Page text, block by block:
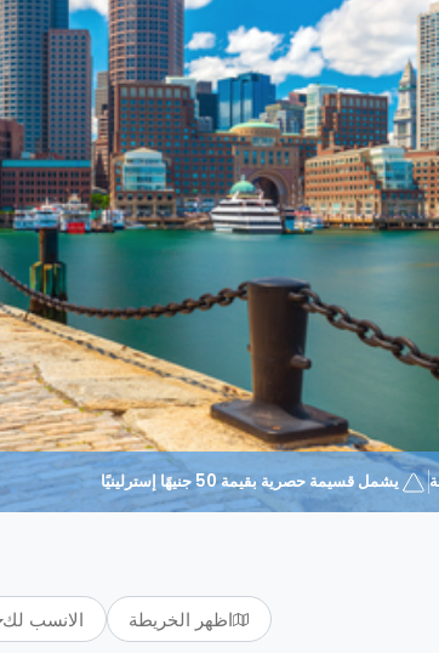
يشمل قسيمة حصرية بقيمة 50 جنيهًا إسترلينيًا
اظهر الخريطة الانسب لك